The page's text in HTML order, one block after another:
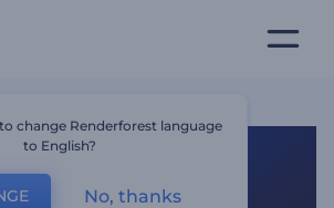
change Renderforest language
to English?
No, thanks